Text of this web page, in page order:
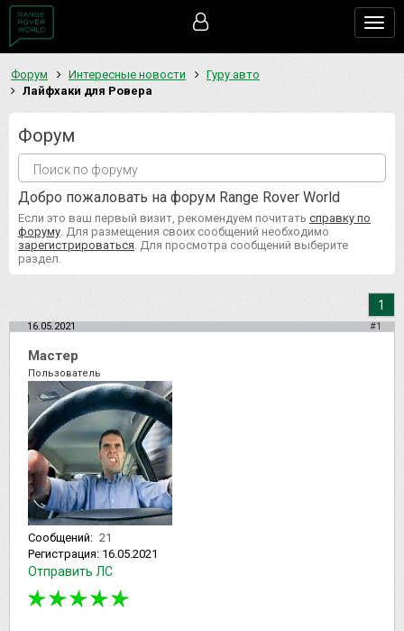
Форум Интересные новости
Гуру авто
Лайфхаки для Ровера
Форум
Добро пожаловать на форум Range Rover World
Если это ваш первый визит, рекомендуем почитать справку по
форуму . Для размещения своих сообщений необходимо
зарегистрироваться . Для просмотра сообщений выберите
раздел.
1
16.05.2021 #1
Мастер
Пользователь
Сообщений: 21
Регистрация: 16.05.2021
Отправить ЛС